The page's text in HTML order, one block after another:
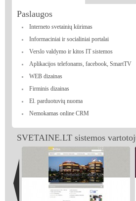
Paslaugos
Interneto svetainių kūrimas
Informaciniai ir socialiniai portalai
Verslo valdymo ir kitos IT sistemos
Aplikacijos telefonams, facebook, SmartTV
WEB dizainas
Firminis dizainas
El. parduotuvių nuoma
Nemokamas online CRM
SVETAINE.LT sistemos